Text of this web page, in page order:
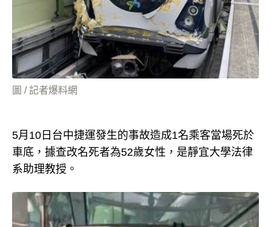
圖 / 記者爆料網
5月10日台中捷運發生的事故造成1名乘客當場死於
車底，據查改名死者為52歲女性，是靜宜大學法律
系助理教授。